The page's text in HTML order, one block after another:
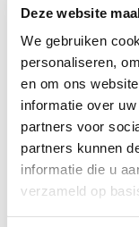
Deze website
We gebruiken
personaliseren,
en om ons
informatie over
partners voor
partners kunnen
informatie die u
verzameld op
Nieuw
Tijdens de
eigen ogen
inmiddels in
werden de